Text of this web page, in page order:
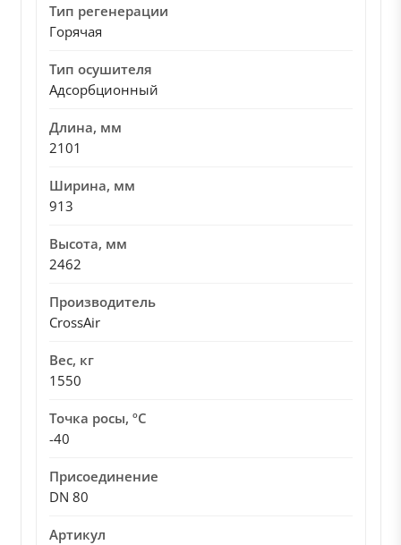
Тип регенерации
Горячая
Тип осушителя
Адсорбционный
Длина, мм
2101
Ширина, мм
913
Высота, мм
2462
Производитель
CrossAir
Вес, кг
1550
Точка росы, ºC
-40
Присоединение
DN 80
Артикул